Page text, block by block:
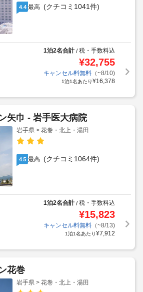
4.4 最高 (クチコミ1041件)
1泊2名合計/税・手数料込
¥32,755
キャンセル料無料（~8/10)
1泊1名あたり¥16,378
矢巾 - 岩手医大病院
岩手県 > 花巻・北上・湯田
4.5 最高 (クチコミ1064件)
1泊2名合計/税・手数料込
¥15,823
キャンセル料無料（~8/13)
1泊1名あたり¥7,912
花巻
岩手県 > 花巻・北上・湯田